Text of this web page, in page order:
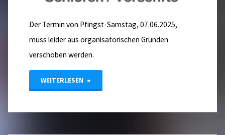
Der Termin von Pfingst-Samstag, 07.06.2025,
muss leider aus organisatorischen Gründen
verschoben werden.
WEITERLESEN "Seniorenliga